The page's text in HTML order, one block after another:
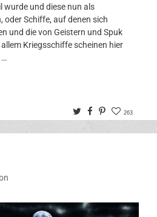
wurde und diese nun als
Schiffe, auf denen sich
und die von Geistern und Spuk
Kriegsschiffe scheinen hier
TwitterFacebook
Pinterest
263